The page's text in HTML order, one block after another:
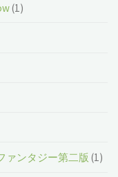
(1)
ァンタジー第二版 (1)